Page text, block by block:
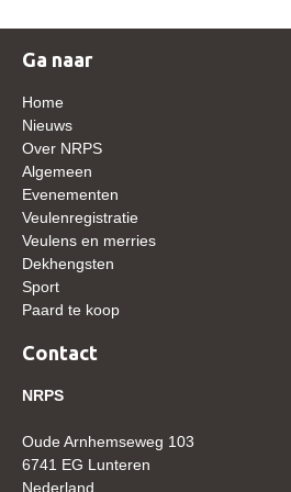
Dekhengsten
Hengstenselectie
Informatie Hengstenkeuring
AANMELDEN
ZADEL 2026
Verrichtingsonderzoek NRPS
Verrichtingsonderzoek 2022-
Ga naar
Home
Nieuws
Over NRPS
Algemeen
Evenementen
Veulenregistratie
Veulens en merries
Dekhengsten
Sport
Paard te koop
Contact
NRPS
Oude Arnhemseweg 103
6741 EG Lunteren
Nederland